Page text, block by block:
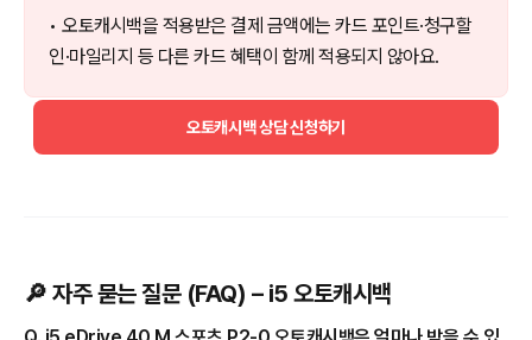
• 오토캐시백을 적용받은 결제 금액에는 카드 포인트·청구할
인·마일리지 등 다른 카드 혜택이 함께 적용되지 않아요.
오토캐시백 상담 신청하기
🔎 자주 묻는 질문 (FAQ) – i5 오토캐시백